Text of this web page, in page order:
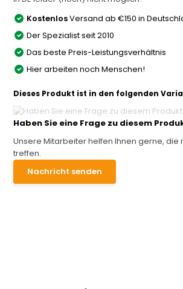
KostenlosVersand ab €150 in
Der Spezialist seit 2010
Das beste Preis-Leistungsverhältnis
Hier arbeiten noch Menschen!
Dieses Produkt ist in den folgenden
Haben Sie eine Frage zu diesem
Unsere Mitarbeiter helfen Ihnen gerne, die
treffen.
Nachricht senden